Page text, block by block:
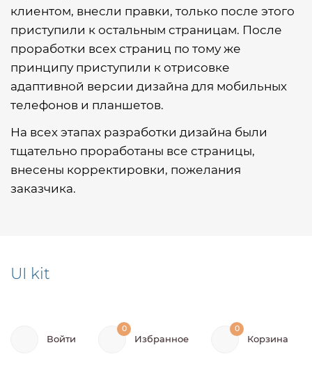
клиентом, внесли правки, только после этого
приступили к остальным страницам. После
проработки всех страниц по тому же
принципу приступили к отрисовке
адаптивной версии дизайна для мобильных
телефонов и планшетов.
На всех этапах разработки дизайна были
тщательно проработаны все страницы,
внесены корректировки, пожелания
заказчика.
UI kit
Войти
0
Избранное
0
Корзина